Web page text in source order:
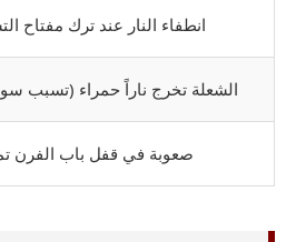
انطفاء النار عند ترك مفتاح
الشعلة تخرج ناراً حمراء (تسبب
صعوبة في قفل باب الفرن